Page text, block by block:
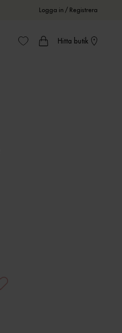
Logga in / Registrera
Hitta butik